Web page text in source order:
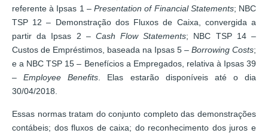
referente à Ipsas 1 –Presentation of Financial Statements; NBC
TSP 12 – Demonstração dos Fluxos de Caixa, convergida a
partir da Ipsas 2 – Cash Flow Statements; NBC TSP 14 –
Custos de Empréstimos, baseada na Ipsas 5 – Borrowing Costs;
e a NBC TSP 15 – Benefícios a Empregados, relativa à Ipsas 39
–Employee Benefits . Elas estarão disponíveis até o dia
30/04/2018.
Essas normas tratam do conjunto completo das demonstrações
contábeis; dos fluxos de caixa; do reconhecimento dos juros e